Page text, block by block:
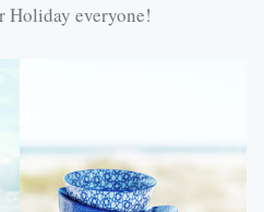
Holiday everyone!